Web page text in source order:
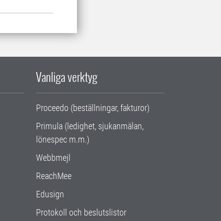
Vanliga verktyg
Proceedo (beställningar, fakturor)
Primula (ledighet, sjukanmälan,
lönespec m.m.)
Webbmejl
ReachMee
Edusign
Protokoll och beslutslistor